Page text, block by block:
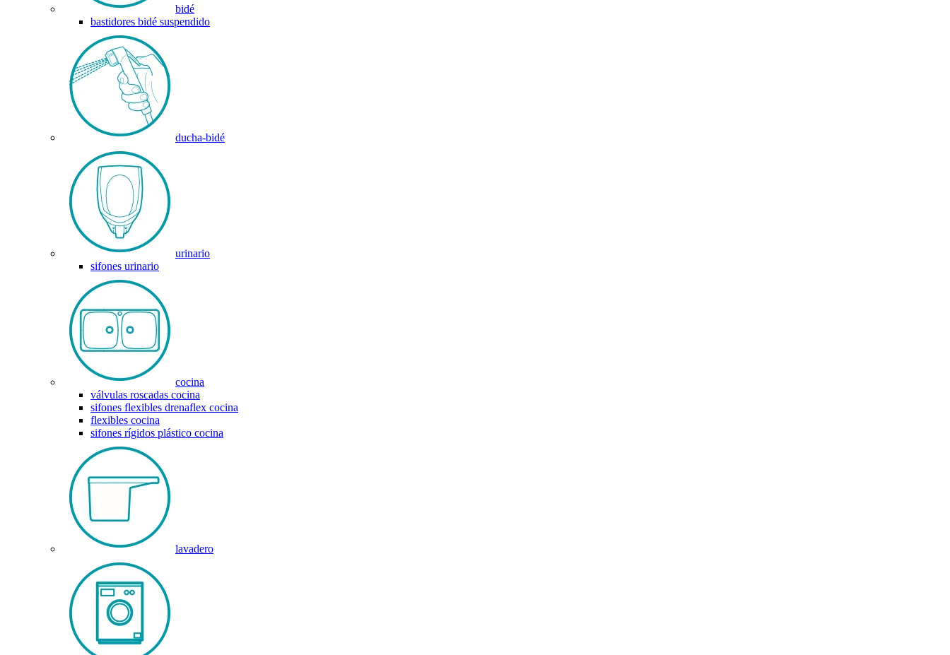
bidé
bastidores bidé suspendido
ducha-bidé
urinario
sifones urinario
cocina
válvulas roscadas cocina
sifones flexibles drenaflex cocina
flexibles cocina
sifones rígidos plástico cocina
lavadero